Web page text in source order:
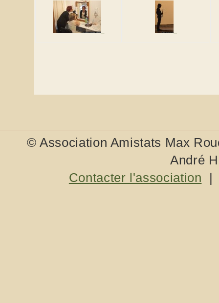
© Association Amistats Max
André
Contacter l'association